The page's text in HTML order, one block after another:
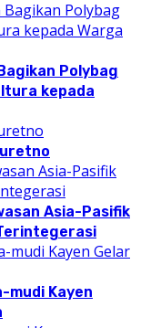
Polybag
kepada
Asia-Pasifik
mudi Kayen